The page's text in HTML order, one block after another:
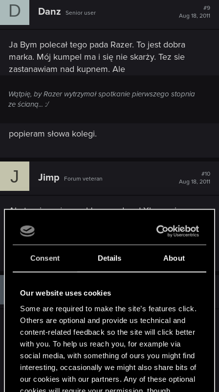
Consent Details About
Our website uses cookies
Some are required to make the site’s features click.
Others are optional and provide us technical and
content-related feedback so the site will click better
with you. To help us reach you, for example via
social media, with something of ours you might find
interesting, occasionally we might also share bits of
our cookies with our partners. Any of these optional
D Danz Senior user
#9
Aug 18, 2011
Ja Bym polecał tego pada Razer. To jest dobra
marka. Mój kumpel ma i się nie skarży. Tez sie
zastanawiam nad kupnem. Ale
Wątpię, by Razer wytrzymał spotkanie pierwszego stopnia
ze ścianą... :/
popieram słowa kolegi.
J Jimp Forum veteran
#10
Aug 18, 2011
Ale ty wiesz ,że zwykłego pada od Xboxa nie
podłączysz do PC ? Potrzeba przejściówki.
Aha, widzę ,że Gram.PL dodało pady dla
Windowsa. Szkoda tylko ,że w katerogii Xbox 360.
S SwordOfFate Senior user
Przewodowego pod USB? Chyba raczej
podłączę...?
Wireless wymagają tego nadajnika pc, ale te po
kablu raczej nie.
Mylę się?